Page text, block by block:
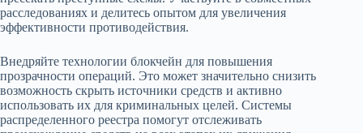
расследованиях и делитесь опытом для увеличения
эффективности противодействия.
Внедряйте технологии блокчейн для повышения
прозрачности операций. Это может значительно снизить
возможность скрыть источники средств и активно
использовать их для криминальных целей. Системы
распределенного реестра помогут отслеживать